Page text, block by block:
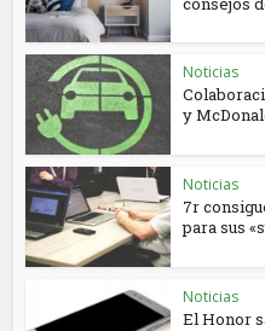
Noticias
y
Noticias
7r
para sus
Noticias
El Honor